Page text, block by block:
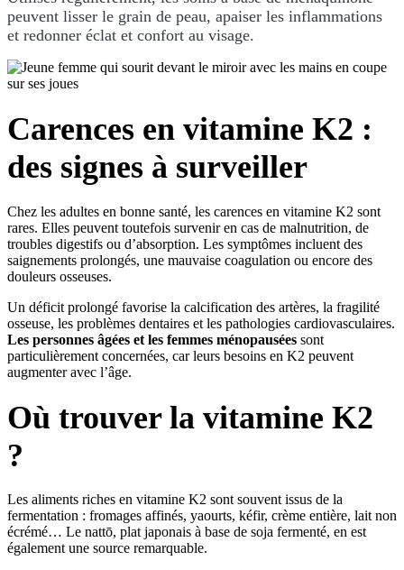
peuvent lisser le grain de peau, apaiser les inflammations
et redonner éclat et confort au visage.
Carences en vitamine K2 :
des signes à surveiller
Chez les adultes en bonne santé, les carences en vitamine K2 sont
rares. Elles peuvent toutefois survenir en cas de malnutrition, de
troubles digestifs ou d’absorption. Les symptômes incluent des
saignements prolongés, une mauvaise coagulation ou encore des
douleurs osseuses.
Un déficit prolongé favorise la calcification des artères, la fragilité
osseuse, les problèmes dentaires et les pathologies cardiovasculaires.
Les personnes âgées et les femmes ménopausées sont
particulièrement concernées, car leurs besoins en K2 peuvent
augmenter avec l’âge.
Où trouver la vitamine K2
?
Les aliments riches en vitamine K2 sont souvent issus de la
fermentation : fromages affinés, yaourts, kéfir, crème entière, lait non
écrémé… Le nattō, plat japonais à base de soja fermenté, en est
également une source remarquable.